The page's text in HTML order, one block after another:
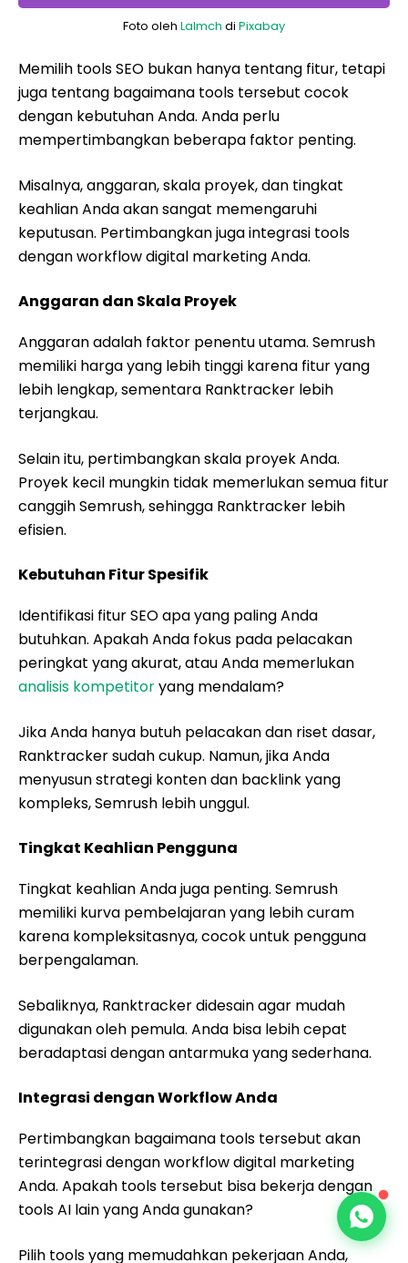
Foto oleh Lalmch di Pixabay
Memilih tools SEO bukan hanya tentang fitur, tetapi
juga tentang bagaimana tools tersebut cocok
dengan kebutuhan Anda. Anda perlu
mempertimbangkan beberapa faktor penting.
Misalnya, anggaran, skala proyek, dan tingkat
keahlian Anda akan sangat memengaruhi
keputusan. Pertimbangkan juga integrasi tools
dengan workflow digital marketing Anda.
Anggaran dan Skala Proyek
Anggaran adalah faktor penentu utama. Semrush
memiliki harga yang lebih tinggi karena fitur yang
lebih lengkap, sementara Ranktracker lebih
terjangkau.
Selain itu, pertimbangkan skala proyek Anda.
Proyek kecil mungkin tidak memerlukan semua fitur
canggih Semrush, sehingga Ranktracker lebih
efisien.
Kebutuhan Fitur Spesifik
Identifikasi fitur SEO apa yang paling Anda
butuhkan. Apakah Anda fokus pada pelacakan
peringkat yang akurat, atau Anda memerlukan
analisis kompetitoryang mendalam?
Jika Anda hanya butuh pelacakan dan riset dasar,
Ranktracker sudah cukup. Namun, jika Anda
menyusun strategi konten dan backlink yang
kompleks, Semrush lebih unggul.
Tingkat Keahlian Pengguna
Tingkat keahlian Anda juga penting. Semrush
memiliki kurva pembelajaran yang lebih curam
karena kompleksitasnya, cocok untuk pengguna
berpengalaman.
Sebaliknya, Ranktracker didesain agar mudah
digunakan oleh pemula. Anda bisa lebih cepat
beradaptasi dengan antarmuka yang sederhana.
Integrasi dengan Workflow Anda
Pertimbangkan bagaimana tools tersebut akan
terintegrasi dengan workflow digital marketing
Anda. Apakah tools tersebut bisa bekerja dengan
tools AI lain yang Anda gunakan?
Pilih tools yang memudahkan pekerjaan Anda,